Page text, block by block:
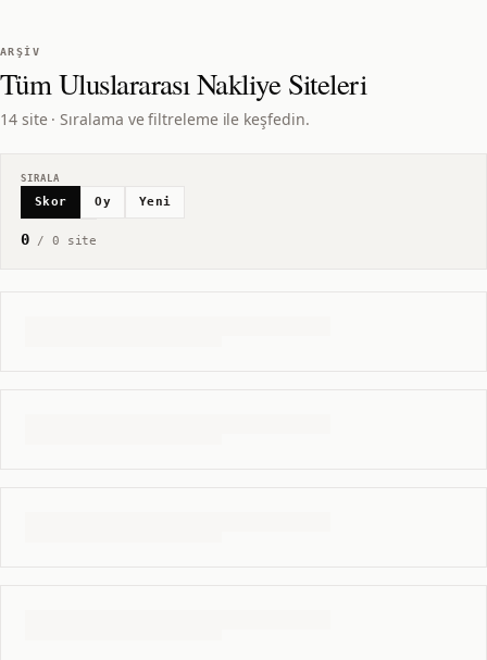
ARŞIV
TümUluslararası NakliyeSiteleri
14 site · Sıralama ve filtreleme ile keşfedin.
SIRALA
Skor Oy Yeni
0/ 0 site